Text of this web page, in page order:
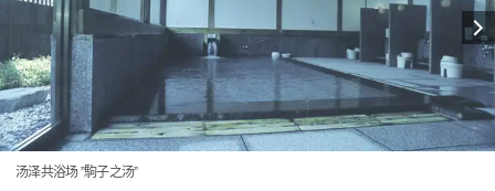
汤泽共浴场 ”駒子之汤”